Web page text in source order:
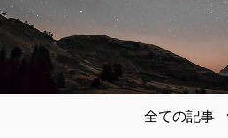
全ての記事